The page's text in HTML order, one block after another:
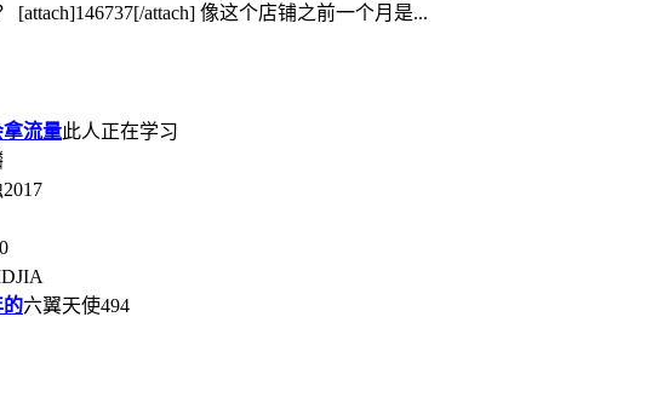
attach] 像这个店铺之前一个月是...
流量此人正在学习
的六翼天使494